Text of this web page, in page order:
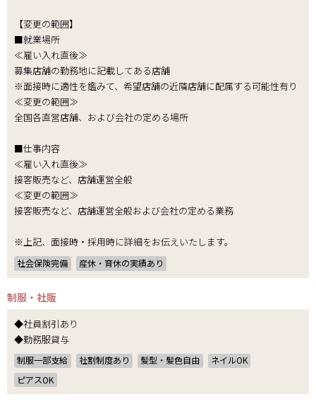
【変更の範囲】
■就業場所
≪雇い入れ直後≫
募集店舗の勤務地に記載してある店舗
※面接時に適性を鑑みて、希望店舗の近隣店舗に配属する可能性有り
≪変更の範囲≫
全国各直営店舗、および会社の定める場所
■仕事内容
≪雇い入れ直後≫
接客販売など、店舗運営全般
≪変更の範囲≫
接客販売など、店舗運営全般および会社の定める業務
※上記、面接時・採用時に詳細をお伝えいたします。
社会保険完備 産休・育休の実績あり
制服・社販
◆社員割引あり
◆勤務服貸与
制服一部支給 社割制度あり 髪型・髪色自由
ネイルOK
ピアスOK